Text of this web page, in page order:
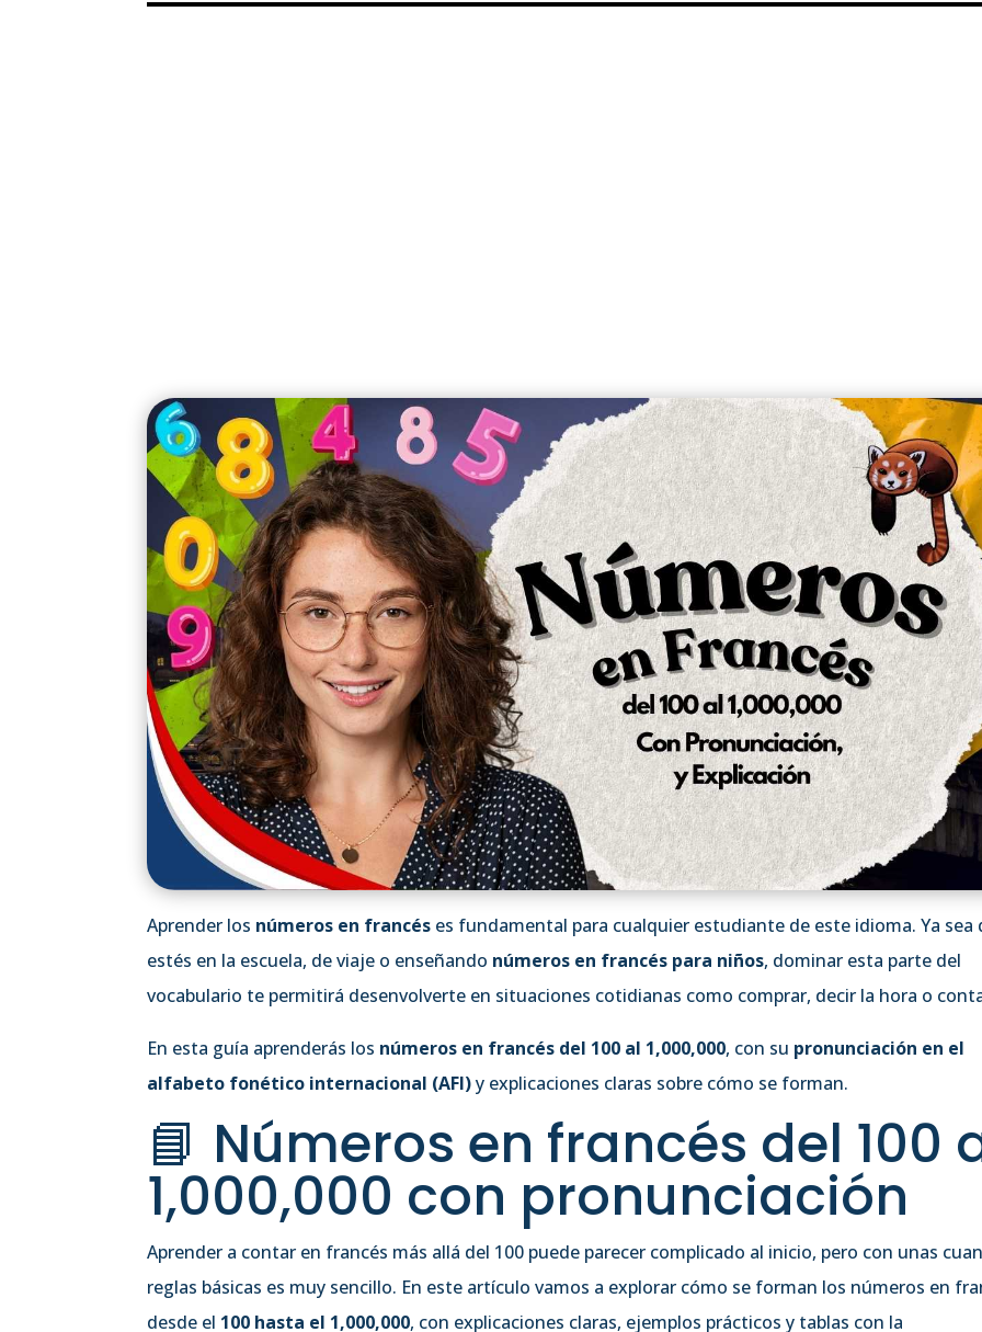
Aprender los números en francés es fundamental para cualquier estudiante de este idioma. Ya sea
estés en la escuela, de viaje o enseñando números en francés para niños, dominar esta parte del
vocabulario te permitirá desenvolverte en situaciones cotidianas como comprar, decir la hora o
En esta guía aprenderás los números en francés del 100 al 1,000,000, con su pronunciación en el
alfabeto fonético internacional (AFI)y explicaciones claras sobre cómo se forman.
📘 Números en francés del 100
1,000,000 con pronunciación
Aprender a contar en francés más allá del 100 puede parecer complicado al inicio, pero con unas
reglas básicas es muy sencillo. En este artículo vamos a explorar cómo se forman los números en
desde el 100 hasta el 1,000,000, con explicaciones claras, ejemplos prácticos y tablas con la